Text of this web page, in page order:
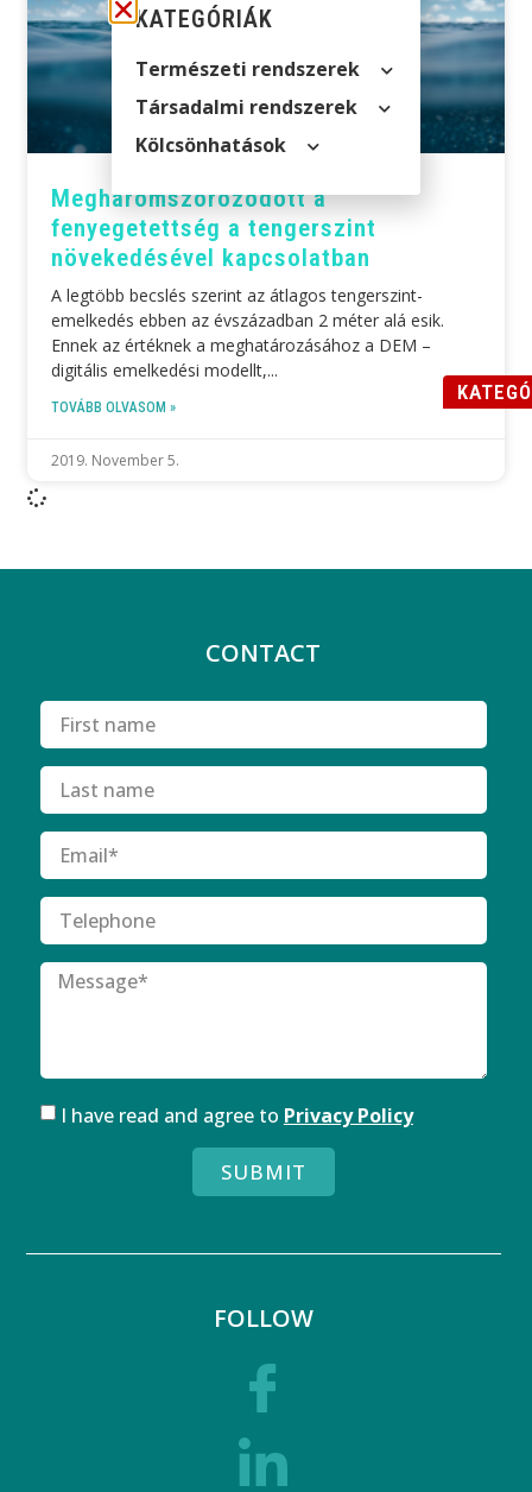
Meghárom­szoro­zódott a
fenyegetettség a tengerszint
növekedésével kapcsolatban
A legtöbb becslés szerint az átlagos tengerszint-
emelkedés ebben az évszázadban 2 méter alá esik.
Ennek az értéknek a meghatározásához a DEM –
digitális emelkedési modellt,
TOVÁBB OLVASOM »
2019. November 5.
CONTACT
I have read and agree to Privacy Policy
SUBMIT
FOLLOW
KATEGÓRIÁK
Természeti rendszerek
Társadalmi rendszerek
Kölcsön­hatások